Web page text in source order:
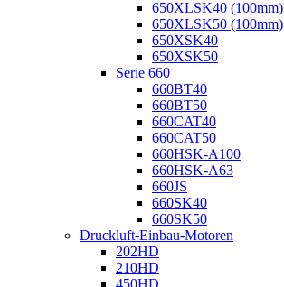
650XLSK40 (100mm)
650XLSK50 (100mm)
650XSK40
650XSK50
Serie 660
660BT40
660BT50
660CAT40
660CAT50
660HSK-A100
660HSK-A63
660JS
660SK40
660SK50
Druckluft-Einbau-Motoren
202HD
210HD
450HD